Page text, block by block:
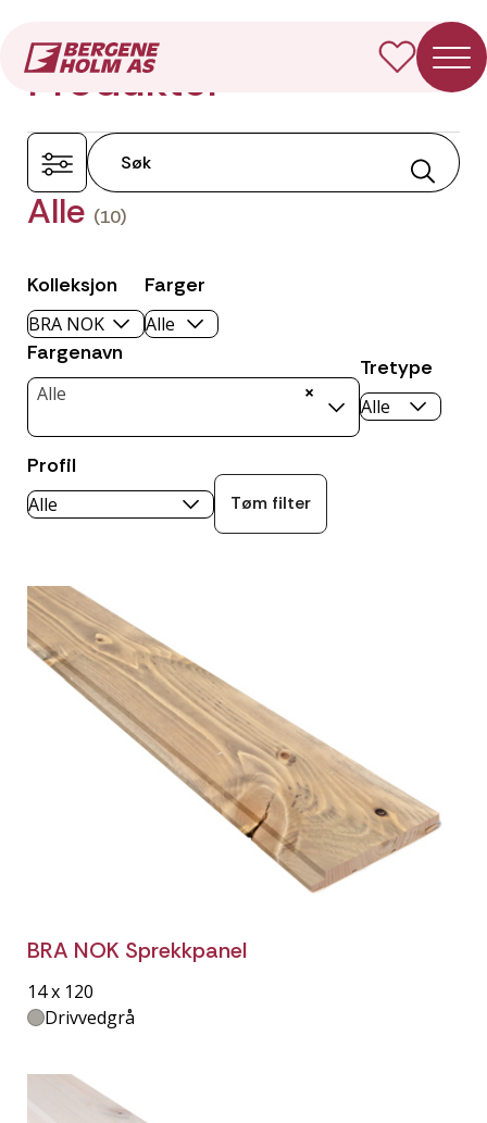
Produkter
Alle (10)
Kolleksjon Farger
Fargenavn
×
Alle
Tretype
Profil
Tøm filter
BRA NOK Sprekkpanel
14 x 120
Drivvedgrå